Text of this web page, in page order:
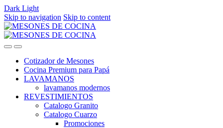
Dark Light
Skip to navigation Skip to content
Cotizador de Mesones
Cocina Premium para Papá
LAVAMANOS
lavamanos modernos
REVESTIMIENTOS
Catalogo Granito
Catalogo Cuarzo
Promociones